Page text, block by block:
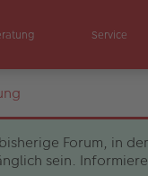
Service
Forum, in
sein.